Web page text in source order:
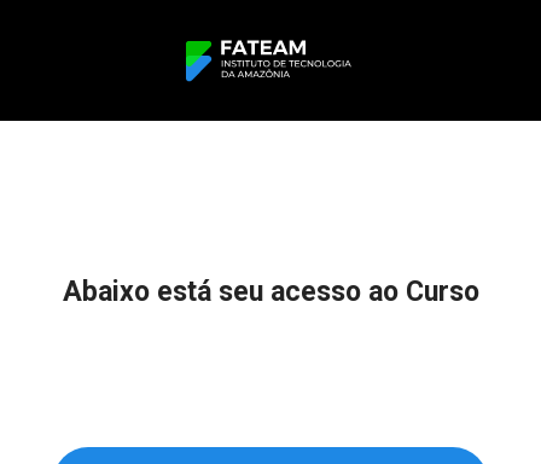
Abaixo está seu acesso ao Curso